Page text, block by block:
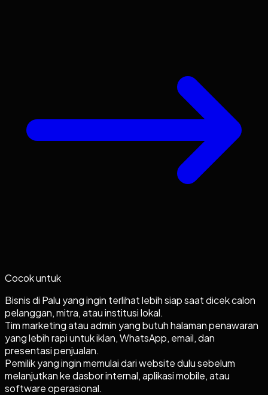
Cocok untuk
Bisnis di Palu yang ingin terlihat lebih siap saat dicek calon
pelanggan, mitra, atau institusi lokal.
Tim marketing atau admin yang butuh halaman penawaran
yang lebih rapi untuk iklan, WhatsApp, email, dan
presentasi penjualan.
Pemilik yang ingin memulai dari website dulu sebelum
melanjutkan ke dasbor internal, aplikasi mobile, atau
software operasional.